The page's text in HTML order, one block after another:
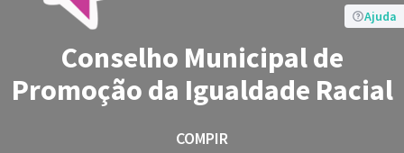
Ajuda
Conselho Municipal de
Promoção da Igualdade Racial
COMPIR